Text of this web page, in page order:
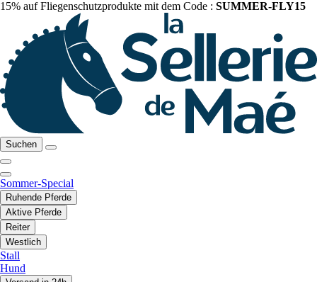
15% auf Fliegenschutzprodukte mit dem Code : SUMMER-FLY15
Suchen
Sommer-Special
Ruhende Pferde
Aktive Pferde
Reiter
Westlich
Stall
Hund